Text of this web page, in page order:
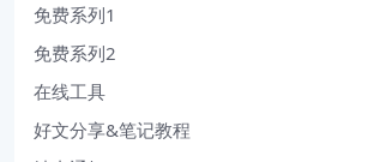
免费系列1
免费系列2
在线工具
好文分享&笔记教程